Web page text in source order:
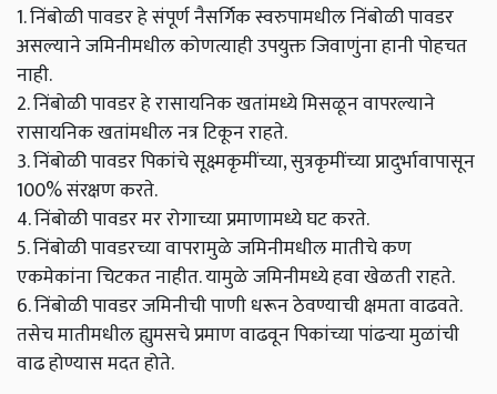
1. निंबोळी पावडर हे संपूर्ण नैसर्गिक स्वरुपामधील निंबोळी पावडर
असल्याने जमिनीमधील कोणत्याही उपयुक्त जिवाणुंना हानी पोहचत
नाही.
2. निंबोळी पावडर हे रासायनिक खतांमध्ये मिसळून वापरल्याने
रासायनिक खतांमधील नत्र टिकून राहते.
3. निंबोळी पावडर पिकांचे सूक्ष्मकृमींच्या, सुत्रकृमींच्या प्रादुर्भावापासून
100% संरक्षण करते.
4. निंबोळी पावडर मर रोगाच्या प्रमाणामध्ये घट करते.
5. निंबोळी पावडरच्या वापरामुळे जमिनीमधील मातीचे कण
एकमेकांना चिटकत नाहीत. यामुळे जमिनीमध्ये हवा खेळती राहते.
6. निंबोळी पावडर जमिनीची पाणी धरून ठेवण्याची क्षमता वाढवते.
तसेच मातीमधील ह्युमसचे प्रमाण वाढवून पिकांच्या पांढऱ्या मुळांची
वाढ होण्यास मदत होते.